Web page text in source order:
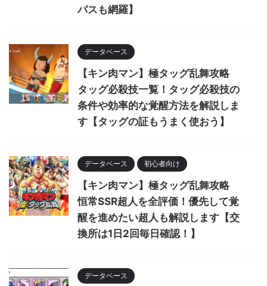
パスも網羅】
データベース
【キン肉マン】極タッグ乱舞攻略
タッグ必殺技一覧！タッグ必殺技の
条件や効率的な覚醒方法を解説しま
す【タッグの証もうまく使おう】
データベース 初心者向け
【キン肉マン】極タッグ乱舞攻略
恒常SSR超人を全評価！優先して覚
醒を進めたい超人も解説します【交
換所は1日2回毎日確認！】
データベース